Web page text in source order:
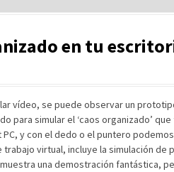
en tu
vídeo, se puede observar un
para simular el ‘caos organizado’
PC, y con el dedo o el puntero
trabajo virtual, incluye la simulación
una demostración fantástica,